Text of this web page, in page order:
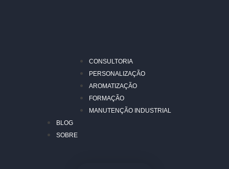
CONSULTORIA
PERSONALIZAÇÃO
AROMATIZAÇÃO
FORMAÇÃO
MANUTENÇÃO INDUSTRIAL
BLOG
SOBRE